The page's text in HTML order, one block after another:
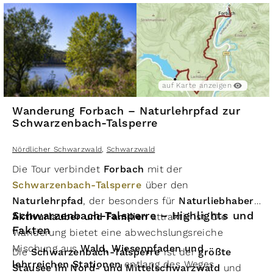
auf Karte anzeigen
Wanderung Forbach – Naturlehrpfad zur
Schwarzenbach-Talsperre
Nördlicher Schwarzwald Schwarzwald
Die Tour verbindet Forbach mit der
Schwarzenbach-Talsperre über den
Naturlehrpfad, der besonders für Naturliebhaber,
Aktivurlauber und Familienattraktiv ist. Die
Wanderung bietet eine abwechslungsreiche
Mischung ausWald, Wiesenpfaden und
lehrreichen Stationenentlang des Weges.
Schwarzenbach-Talsperre – Highlights und
Fakten
DieSchwarzenbach-Talsperreist dergrößte
Stausee im Nord- und Mittelschwarzwald und